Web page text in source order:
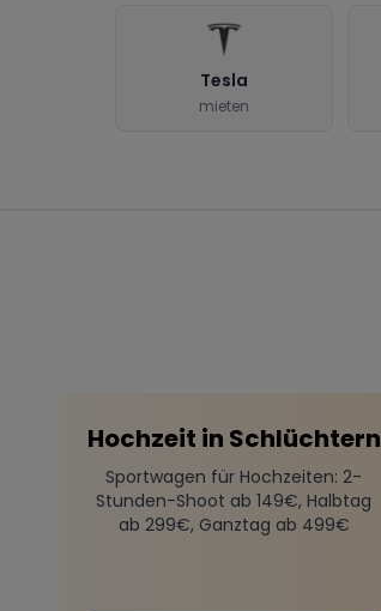
Tesla
mieten
Hochzeit in Schlüchtern
Sportwagen für Hochzeiten: 2-
Stunden-Shoot ab 149€, Halbtag
ab 299€, Ganztag ab 499€